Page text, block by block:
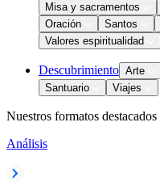
Misa y sacramentos
Oración
Santos
Valores espiritualidad
Descubrimiento Arte
Santuario
Viajes
Nuestros formatos destacados
Análisis